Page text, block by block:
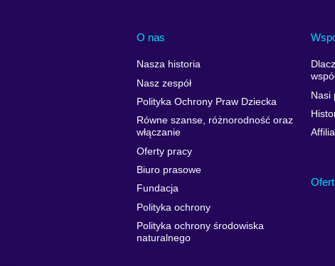
O nas
Nasza historia
Nasz zespół
Polityka Ochrony Praw Dziecka
Równe szanse, różnorodność oraz
włączanie
Oferty pracy
Biuro prasowe
Fundacja
Polityka ochrony
Polityka ochrony środowiska
naturalnego
Nasi